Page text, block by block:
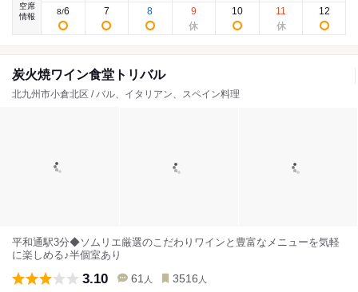
空席
情報
8/6 7 8 9 10 11 12
炭火焼ワイン食堂トリバル
北九州市小倉北区 / バル、イタリアン、スペイン料理
平和通駅3分◆ソムリエ厳選のこだわりワインと豊富なメニューを気軽
に楽しめる♪半個室あり
3.10 61 人 3516 人